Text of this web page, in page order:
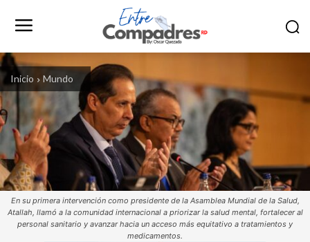
Inicio Mundo
En su primera intervención como presidente de la Asamblea Mundial de la Salud,
Atallah, llamó a la comunidad internacional a priorizar la salud mental, fortalecer al
personal sanitario y avanzar hacia un acceso más equitativo a tratamientos y
medicamentos.